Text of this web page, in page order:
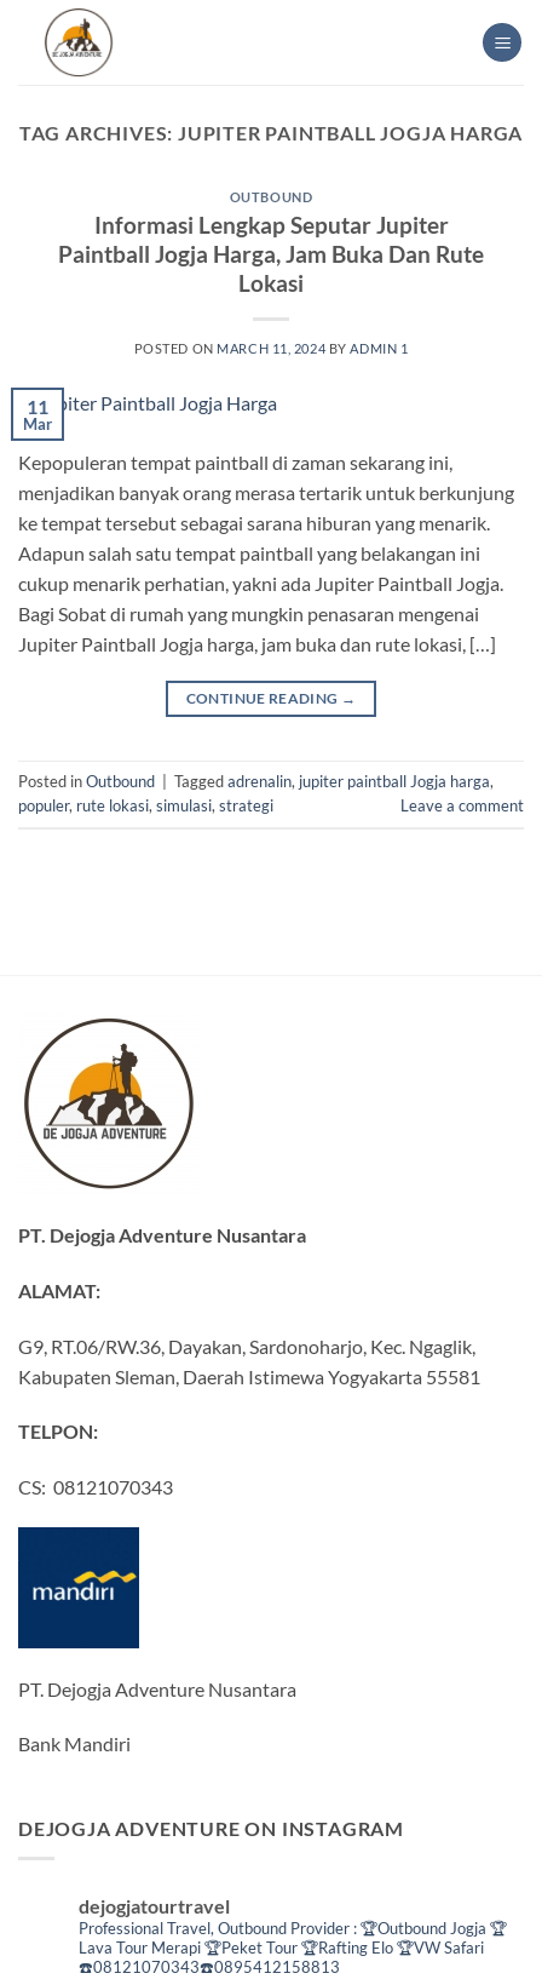
content
TAG ARCHIVES: JUPITER PAINTBALL JOGJA HARGA
OUTBOUND
Informasi Lengkap Seputar Jupiter
Paintball Jogja Harga, Jam Buka Dan Rute
Lokasi
POSTED ON MARCH 11, 2024 BY ADMIN 1
11
Mar
Kepopuleran tempat paintball di zaman sekarang ini,
menjadikan banyak orang merasa tertarik untuk berkunjung
ke tempat tersebut sebagai sarana hiburan yang menarik.
Adapun salah satu tempat paintball yang belakangan ini
cukup menarik perhatian, yakni ada Jupiter Paintball Jogja.
Bagi Sobat di rumah yang mungkin penasaran mengenai
Jupiter Paintball Jogja harga, jam buka dan rute lokasi, […]
CONTINUE READING →
Posted inOutbound Taggedadrenalin, jupiter paintball Jogja harga,
populer, rute lokasi,simulasi,strategi Leave a comment
PT. Dejogja Adventure Nusantara
ALAMAT:
G9, RT.06/RW.36, Dayakan, Sardonoharjo, Kec. Ngaglik,
Kabupaten Sleman, Daerah Istimewa Yogyakarta 55581
TELPON:
CS: 08121070343
PT. Dejogja Adventure Nusantara
Bank Mandiri
DEJOGJA ADVENTURE ON INSTAGRAM
dejogjatourtravel
Professional Travel, Outbound Provider :🏆Outbound Jogja 🏆
Lava Tour Merapi🏆Peket Tour🏆Rafting Elo🏆VW Safari
☎️08121070343☎️0895412158813